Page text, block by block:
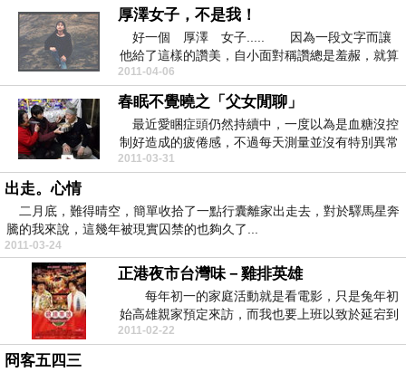
厚澤女子，不是我！
好一個 厚澤 女子..... 因為一段文字而讓
他給了這樣的讚美，自小面對稱讚總是羞赧，就算
年歲已...
2011-04-06
春眠不覺曉之「父女閒聊」
最近愛睏症頭仍然持續中，一度以為是血糖沒控
制好造成的疲倦感，不過每天測量並沒有特別異常
的數據，前兩...
2011-03-31
出走。心情
二月底，難得晴空，簡單收拾了一點行囊離家出走去，對於驛馬星奔
騰的我來說，這幾年被現實囚禁的也夠久了...
2011-03-24
正港夜市台灣味－雞排英雄
每年初一的家庭活動就是看電影，只是兔年初
始高雄親家預定來訪，而我也要上班以致於延宕到
元宵節當天，...
2011-02-22
冏客五四三